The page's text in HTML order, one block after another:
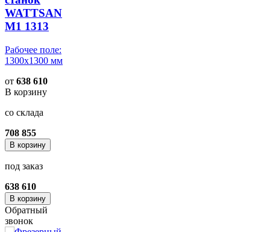
WATTSAN
M1 1313
Рабочее поле:
1300x1300 мм
от 638 610
В корзину
со склада
708 855
В корзину
под заказ
638 610
В корзину
Обратный
звонок